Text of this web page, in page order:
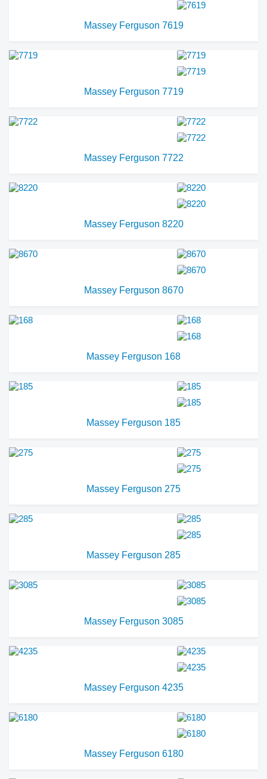
Massey Ferguson 7619
Massey Ferguson 7719
Massey Ferguson 7722
Massey Ferguson 8220
Massey Ferguson 8670
Massey Ferguson 168
Massey Ferguson 185
Massey Ferguson 275
Massey Ferguson 285
Massey Ferguson 3085
Massey Ferguson 4235
Massey Ferguson 6180